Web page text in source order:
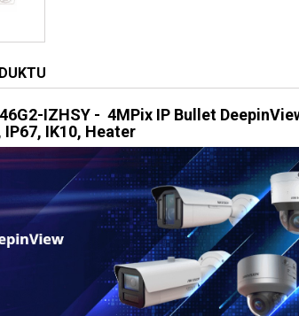
IZHSY - 4MPix IP Bullet
IK10, Heater